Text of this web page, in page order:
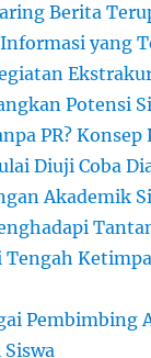
Berita
yang
Potensi
PR?
Diuji Coba
Akademik
Tengah
Pembimbing